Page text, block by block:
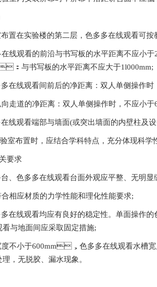
实验楼的第二层，色多多在线观看可按
观看的前沿与书写板的水平距离不应小于
：与书写板的水平距离不应大于1l000mm;
观看间前后的净距离：双人单侧操作时
道的净距离：双人单侧操作时，不
观看端部与墙面(或突出墙面的内壁柱及设
时，应结合学科特点，充分体现科学性
要求
、色多多在线观看台面外观应平整、无明显
应材质的力学性能和理化性能要求;
线观看均应有良好的稳定性。单面操作
观看与地面间应采取固定措施;
小于600mm，色多多在线观看水槽宽度
，无脱胶、漏水现象。